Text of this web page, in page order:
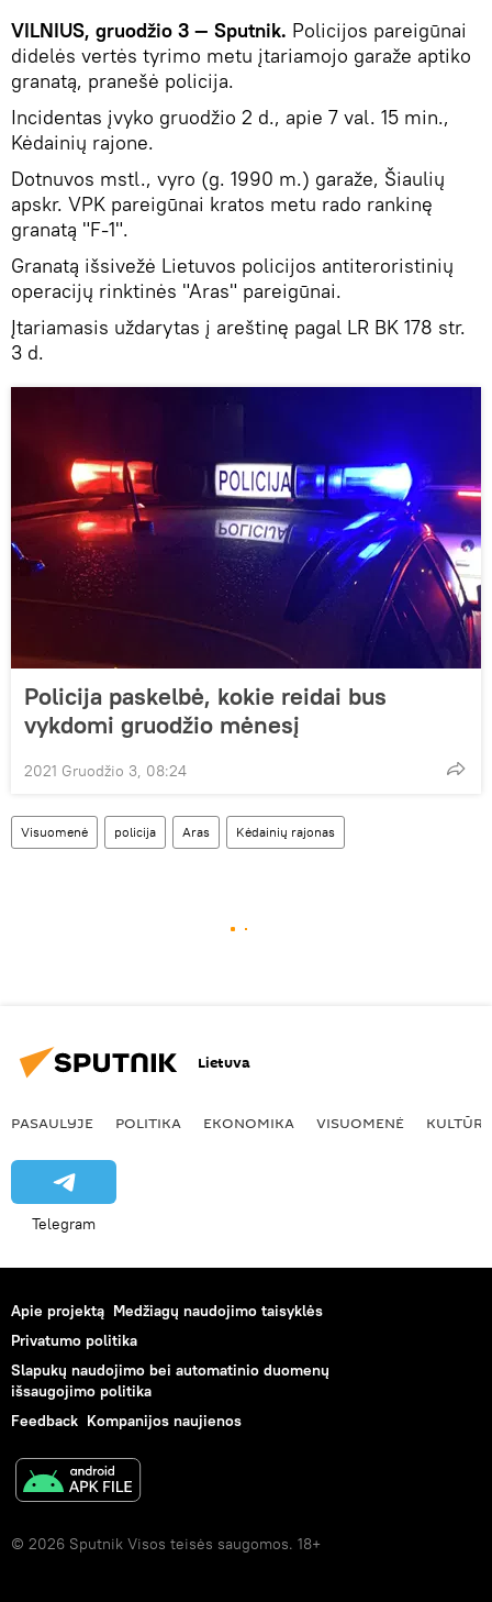
VILNIUS, gruodžio 3 — Sputnik. Policijos pareigūnai
didelės vertės tyrimo metu įtariamojo garaže aptiko
granatą, pranešė policija.
Incidentas įvyko gruodžio 2 d., apie 7 val. 15 min.,
Kėdainių rajone.
Dotnuvos mstl., vyro (g. 1990 m.) garaže, Šiaulių
apskr. VPK pareigūnai kratos metu rado rankinę
granatą "F-1".
Granatą išsivežė Lietuvos policijos antiteroristinių
operacijų rinktinės "Aras" pareigūnai.
Įtariamasis uždarytas į areštinę pagal LR BK 178 str.
3 d.
Policija paskelbė, kokie reidai bus
vykdomi gruodžio mėnesį
2021 Gruodžio 3, 08:24
Visuomenė policija Aras Kėdainių rajonas
Lietuva
PASAULYJE POLITIKA EKONOMIKA VISUOMENĖ KULTŪRA
Telegram
Apie projektą Medžiagų naudojimo taisyklės
Privatumo politika
Slapukų naudojimo bei automatinio duomenų
išsaugojimo politika
Feedback Kompanijos naujienos
© 2026 Sputnik Visos teisės saugomos. 18+